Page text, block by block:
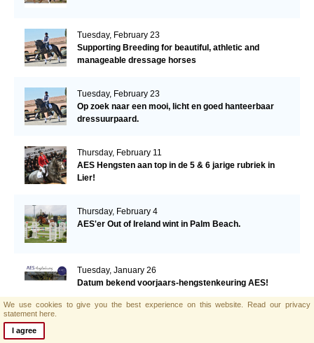
Tuesday, February 23
Supporting Breeding for beautiful, athletic and
manageable dressage horses
Tuesday, February 23
Op zoek naar een mooi, licht en goed hanteerbaar
dressuurpaard.
Thursday, February 11
AES Hengsten aan top in de 5 & 6 jarige rubriek in
Lier!
Thursday, February 4
AES'er Out of Ireland wint in Palm Beach.
Tuesday, January 26
Datum bekend voorjaars-hengstenkeuring AES!
We use cookies to give you the best experience on this website. Read our privacy
statement here.
I agree